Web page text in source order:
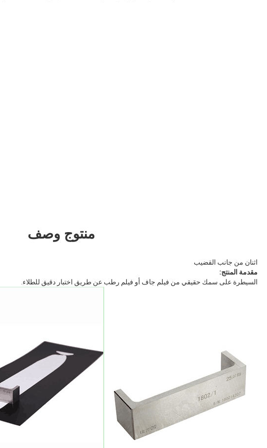
منتوج وصف
اثنان من جانب القضيب
مقدمة المنتج:
السيطرة على سمك حقيقي من فيلم جاف أو فيلم رطب عن طريق اختبار دقيق للطلاء.